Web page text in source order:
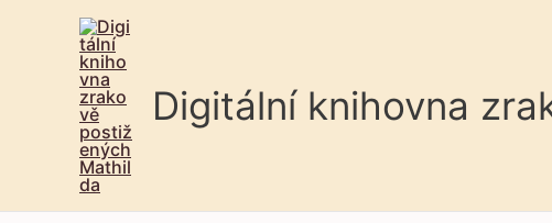
Digitální knihovna